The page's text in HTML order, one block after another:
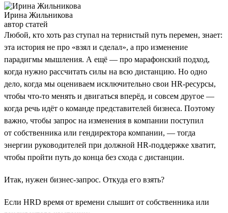
Ирина Жильникова
автор статей
Любой, кто хоть раз ступал на тернистый путь перемен, знает:
эта история не про «взял и сделал», а про изменение
парадигмы мышления. А ещё — про марафонский подход,
когда нужно рассчитать силы на всю дистанцию. Но одно
дело, когда мы оцениваем исключительно свои HR-ресурсы,
чтобы что-то менять и двигаться вперёд, и совсем другое —
когда речь идёт о команде представителей бизнеса. Поэтому
важно, чтобы запрос на изменения в компании поступил
от собственника или гендиректора компании, — тогда
энергии руководителей при должной HR-поддержке хватит,
чтобы пройти путь до конца без схода с дистанции.
Итак, нужен бизнес-запрос. Откуда его взять?
Если HRD время от времени слышит от собственника или